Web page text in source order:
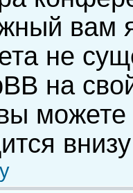
вам
не
на
можете